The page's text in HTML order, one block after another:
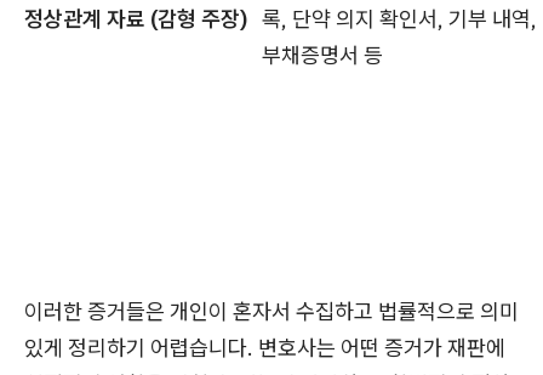
정상관계 자료 (감형 주장) 록, 단약 의지 확인서, 기부 내역,
부채증명서 등
이러한 증거들은 개인이 혼자서 수집하고 법률적으로 의미
있게 정리하기 어렵습니다. 변호사는 어떤 증거가 재판에